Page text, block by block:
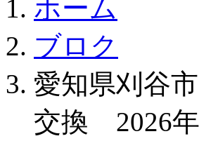
ホーム
ブロク
愛知県刈谷
交換 2026